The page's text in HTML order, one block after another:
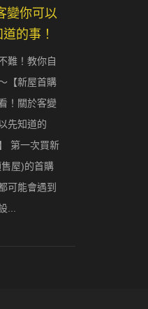
變你可以
的事！
難！教你自
【新屋首購
！關於客變
先知道的
第一次買新
屋)的首購
可能會遇到
...